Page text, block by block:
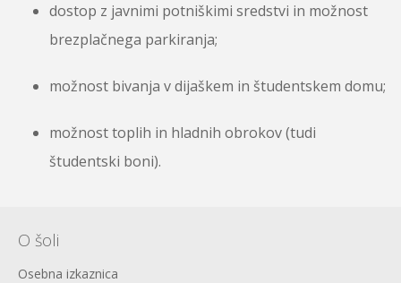
dostop z javnimi potniškimi sredstvi in možnost
brezplačnega parkiranja;
možnost bivanja v dijaškem in študentskem domu;
možnost toplih in hladnih obrokov (tudi
študentski boni).
O šoli
Osebna izkaznica